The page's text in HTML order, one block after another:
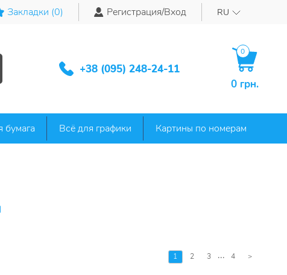
Закладки (0) Регистрация/Вход RU
+38 (095) 248-24-11
0
0 грн.
бумага Всё для графики Картины по номерам
1 2 3 ... 4 >